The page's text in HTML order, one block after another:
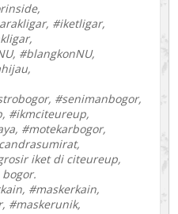
#iketligar,
#blangkonNU,
#senimanbogor,
#ikmciteureup,
#motekarbogor,
iket di citeureup,
#maskerkain,
#maskerunik,